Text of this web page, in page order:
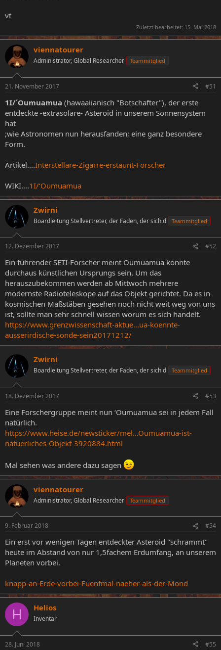
vt
Zuletzt bearbeitet: 15. Mai 2018
viennatourer
Administrator, Global Researcher Teammitglied
21. November 2017 #51
1I/´Oumuamua (hawaaiianisch "Botschafter"), der erste
entdeckte -extrasolare- Asteroid in unserem Sonnensystem
hat
;wie Astronomen nun herausfanden; eine ganz besondere
Form.
Artikel....Interstellare-Zigarre-erstaunt-Forscher
WIKI....1I/ʻOumuamua
Zwirni
Boardleitung Stellvertreter, der Faden, der sich d Teammitglied
12. Dezember 2017 #52
Ein führender SETI-Forscher meint Oumuamua könnte
durchaus künstlichen Ursprungs sein. Um das
herauszubekommen werden ab Mittwoch mehrere
modernste Radioteleskope auf das Objekt gerichtet. Da es in
kosmischen Maßstäben gesehen noch nicht weit weg von uns
ist, sollte man sehr schnell wissen worum es sich handelt.
https://www.grenzwissenschaft-aktue...ua-koennte-
ausserirdische-sonde-sein20171212/
Zwirni
Boardleitung Stellvertreter, der Faden, der sich d Teammitglied
18. Dezember 2017 #53
Eine Forschergruppe meint nun ʻOumuamua sei in jedem Fall
natürlich.
https://www.heise.de/newsticker/mel...Oumuamua-ist-
natuerliches-Objekt-3920884.html
Mal sehen was andere dazu sagen
viennatourer
Administrator, Global Researcher Teammitglied
9. Februar 2018 #54
Ein erst vor wenigen Tagen entdeckter Asteroid "schrammt"
heute im Abstand von nur 1,5fachem Erdumfang, an unserem
Planeten vorbei.
knapp-an-Erde-vorbei-Fuenfmal-naeher-als-der-Mond
H Helios
Inventar
28. Juni 2018 #55